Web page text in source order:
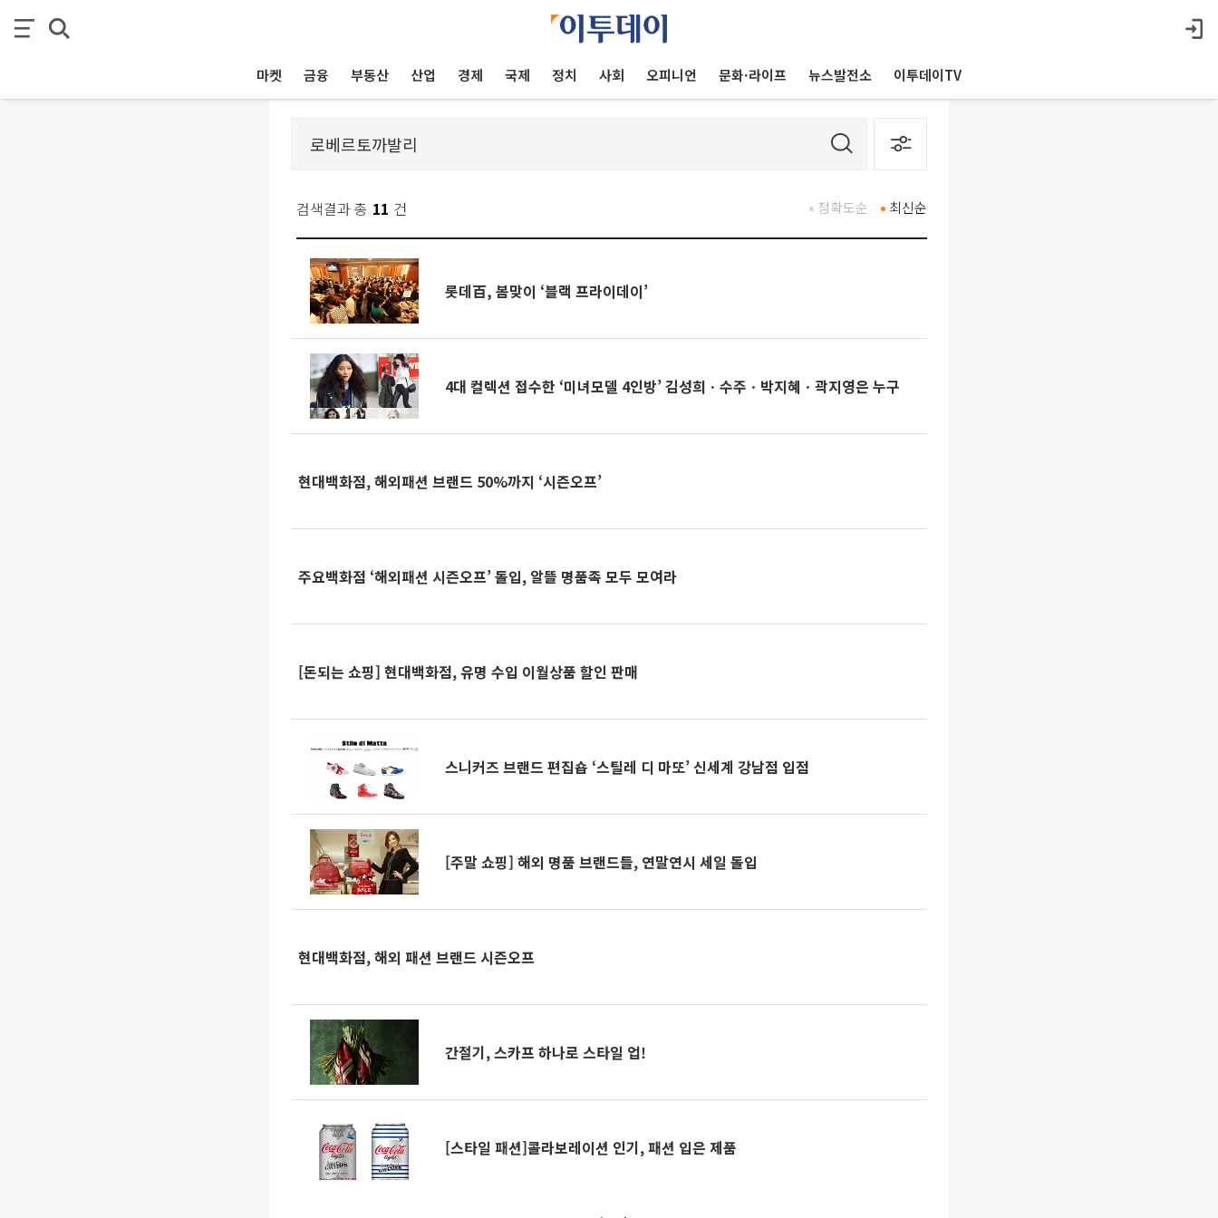
마켓 금융 부동산 산업 경제 국제 정치 사회 오피니언 문화·라이프 뉴스발전소 이투데이TV
검색결과 총 11 건 최신순
정확도순
롯데百, 봄맞이 ‘블랙 프라이데이’
4대 컬렉션 접수한 ‘미녀모델 4인방’ 김성희ㆍ수주ㆍ박지혜ㆍ곽지영은 누구
현대백화점, 해외패션 브랜드 50%까지 ‘시즌오프’
주요백화점 ‘해외패션 시즌오프’ 돌입, 알뜰 명품족 모두 모여라
[돈되는 쇼핑] 현대백화점, 유명 수입 이월상품 할인 판매
스니커즈 브랜드 편집숍 ‘스틸레 디 마또’ 신세계 강남점 입점
[주말 쇼핑] 해외 명품 브랜드들, 연말연시 세일 돌입
현대백화점, 해외 패션 브랜드 시즌오프
간절기, 스카프 하나로 스타일 업!
[스타일 패션]콜라보레이션 인기, 패션 입은 제품